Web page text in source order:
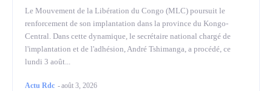
Le Mouvement de la Libération du Congo (MLC) poursuit le
renforcement de son implantation dans la province du Kongo-
Central. Dans cette dynamique, le secrétaire national chargé de
l'implantation et de l'adhésion, André Tshimanga, a procédé, ce
lundi 3 août...
Actu Rdc -août 3, 2026